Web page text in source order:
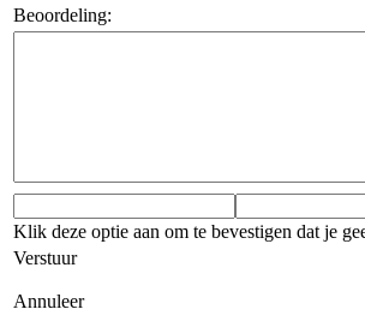
Beoordeling:
Klik deze optie aan om te bevestigen dat je
Verstuur
Annuleer